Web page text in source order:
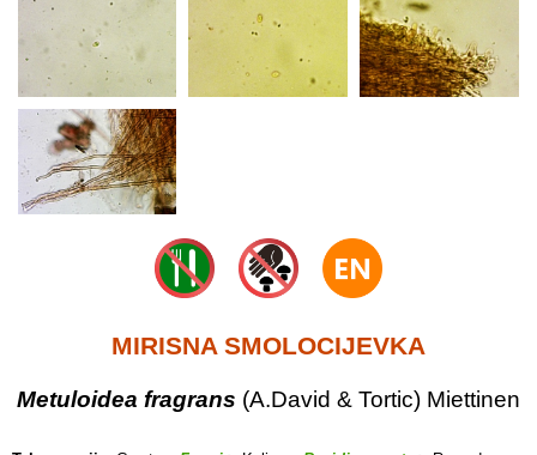
MIRISNA SMOLOCIJEVKA
Metuloidea fragrans (A.David & Tortic) Miettinen